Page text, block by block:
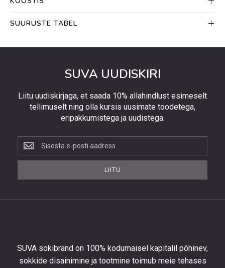
SUURUSTE TABEL
SUVA UUDISKIRI
Liitu uudiskirjaga, et saada 10% allahindlust esimeselt
tellimuselt ning olla kursis uusimate toodetega,
eripakkumistega ja uudistega.
Liitu
uudiskirjaga,
et
kursis
uusimate
LIITU
SUVA sokibränd on 100% kodumaisel kapitalil põhinev,
sokkide disainimine ja tootmine toimub meie tehases